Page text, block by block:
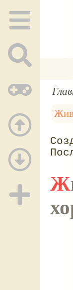
Животные леса №44. Куст черники, крошка-